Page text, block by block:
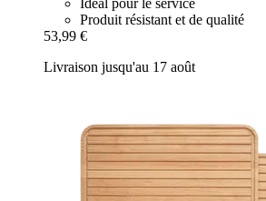
Idéal pour le service
Produit résistant et de qualité
53,99 €
Livraison jusqu'au 17 août